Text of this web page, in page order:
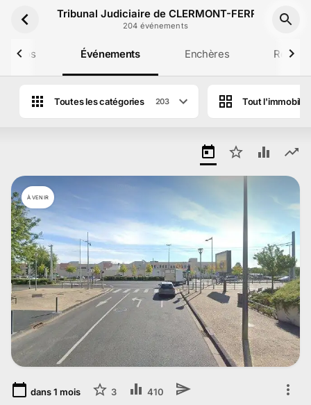
Tribunal Judiciaire de CLERMONT-FERRAND
204 événements
propos Événements Enchères
Toutes les catégories 203 Tout l'immobilier
À VENIR
dans1 mois 3 410